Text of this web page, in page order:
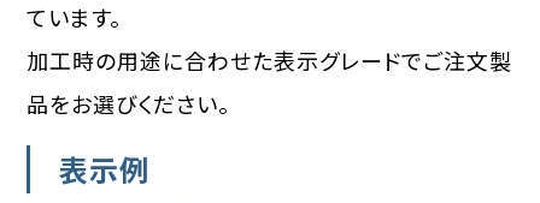
ています。
加工時の用途に合わせた表示グレードでご注文製
品をお選びください。
表示例